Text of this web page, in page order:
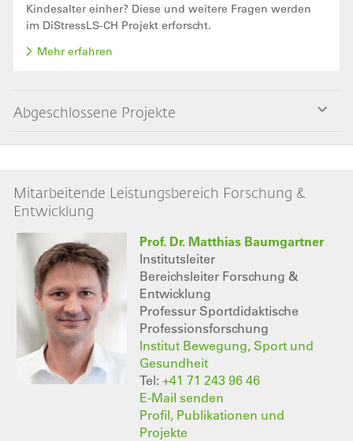
Kindesalter einher? Diese und weitere Fragen werden
im DiStressLS-CH Projekt erforscht.
Mehr erfahren
Abgeschlossene Projekte
Mitarbeitende Leistungsbereich Forschung &
Entwicklung
Prof. Dr. Matthias Baumgartner
Institutsleiter
Bereichsleiter Forschung &
Entwicklung
Professur Sportdidaktische
Professionsforschung
Institut Bewegung, Sport und
Gesundheit
Tel: +41 71 243 96 46
E-Mail senden
Profil, Publikationen und
Projekte